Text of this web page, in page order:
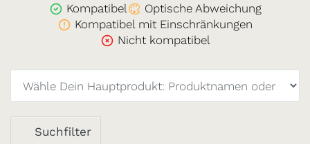
Kompatibel
Optische Abweichung
Kompatibel mit Einschränkungen
Nicht kompatibel
Suchfilter